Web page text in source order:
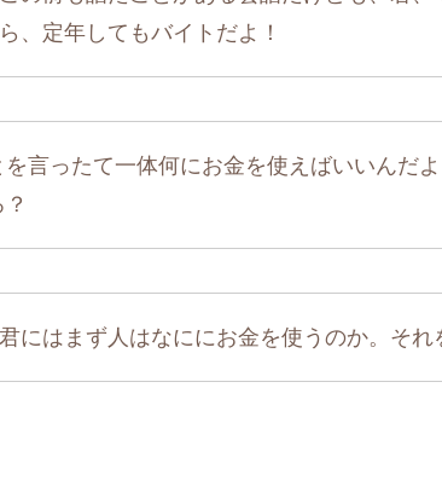
ら、定年してもバイトだよ！
を言ったて一体何にお金を使えばいいんだ
君にはまず人はなににお金を使うのか。それ